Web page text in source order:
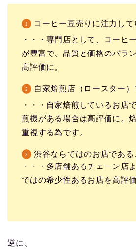
コーヒー豆売りに注力して
・・・専門店として、コーヒ
が豊富で、品質と価格のバラ
高評価に。
自家焙煎店（ロースター）
・・・自家焙煎しているお店
煎機がある場合は高評価に。
重視する為です。
渋谷ならではのお店である
・・・多店舗あるチェーン店
ではの希少性あるお店を高評価
逆に、